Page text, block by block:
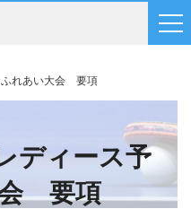
れあい大会 要項
ディース予
会 要項